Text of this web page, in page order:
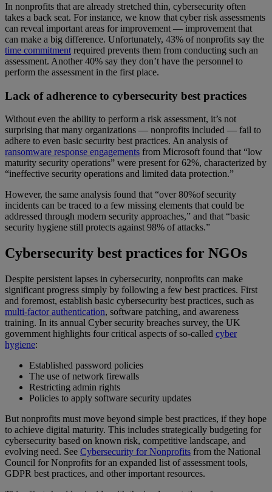
In nonprofits that are already stretched thin, cybersecurity often
takes a back seat. For instance, we know that cyber risk assessments
can reveal important areas for improvement — improvement that
can make a big difference. Unfortunately, 43% of nonprofits say the
time commitment required prevents them from conducting such an
assessment. Another 40% say they don’t have the personnel to
perform the assessment in the first place.
Lack of adherence to cybersecurity best practices
Without even the ability to perform a risk assessment, it’s not
surprising that many organizations — nonprofits included — fail to
adhere to even basic security best practices. An analysis of
ransomware response engagements from Microsoft found that “low
maturity security operations” were present for 62%, characterized by
“ineffective security operations and limited data protection.”
However, the same analysis found that “over 80%of security
incidents can be traced to a few missing elements that could be
addressed through modern security approaches,” and that “basic
security hygiene still protects against 98% of attacks.”
Cybersecurity best practices for NGOs
Despite persistent lapses in cybersecurity, nonprofits can make
significant progress simply by following a few best practices. First
and foremost, establish basic cybersecurity best practices, such as
multi-factor authentication, software patching, and awareness
training. In its annual Cyber security breaches survey, the UK
government highlights four critical aspects of so-called cyber
hygiene:
Established password policies
The use of network firewalls
Restricting admin rights
Policies to apply software security updates
But nonprofits must move beyond simple best practices, if they hope
to achieve digital maturity. This includes strategically budgeting for
cybersecurity based on known risk, competitive landscape, and
evolving need. See Cybersecurity for Nonprofits from the National
Council for Nonprofits for an expanded list of assessment tools,
GDPR best practices, and other important resources.